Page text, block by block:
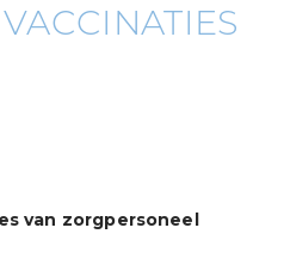
van zorgpersoneel